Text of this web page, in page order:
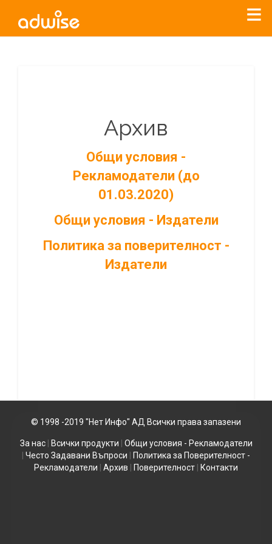
Архив
Общи условия -
Рекламодатели (до
01.03.2020)
Общи условия - Издатели
Политика за поверителност -
Издатели
© 1998 -2019 "Нет Инфо" АД Всички права запазени
За нас| Всички продукти
Общи условия - Рекламодатели
Често Задавани Въпроси
Политика за Поверителност -
Рекламодатели
Архив Поверителност Контакти